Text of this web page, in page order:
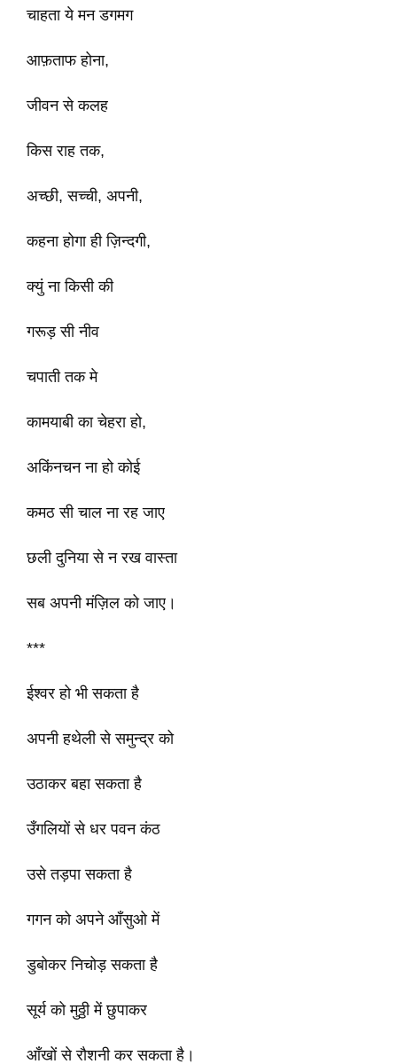
चाहता ये मन डगमग
आफ़ताफ होना,
जीवन से कलह
किस राह तक,
अच्छी, सच्ची, अपनी,
कहना होगा ही ज़िन्दगी,
क्युं ना किसी की
गरूड़ सी नीव
चपाती तक मे
कामयाबी का चेहरा हो,
अकिंनचन ना हो कोई
कमठ सी चाल ना रह जाए
छली दुनिया से न रख वास्ता
सब अपनी मंज़िल को जाए।
***
ईश्वर हो भी सकता है
अपनी हथेली से समुन्द्र को
उठाकर बहा सकता है
उँगलियों से धर पवन कंठ
उसे तड़पा सकता है
गगन को अपने आँसुओ में
डुबोकर निचोड़ सकता है
सूर्य को मुठ्ठी में छुपाकर
आँखों से रौशनी कर सकता है।